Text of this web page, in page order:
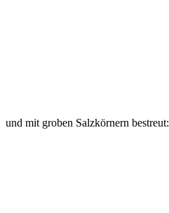
und mit groben Salzkörnern bestreut: